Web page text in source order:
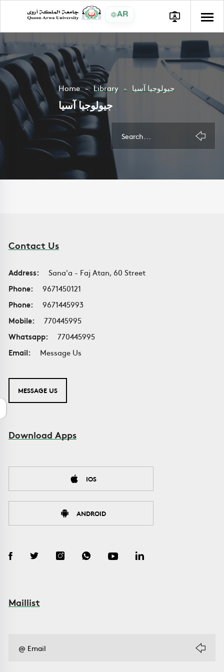
AR
Home Library جيولوجيا آسيا
جيولوجيا آسيا
Contact Us
Address:
Sana'a - Faj Atan, 60 Street
Phone:
9671450121
Phone:
9671445993
Mobile:
770445995
Whatsapp:
770445995
Email:
Message Us
MESSAGE US
Download Apps
IOS
ANDROID
Maillist